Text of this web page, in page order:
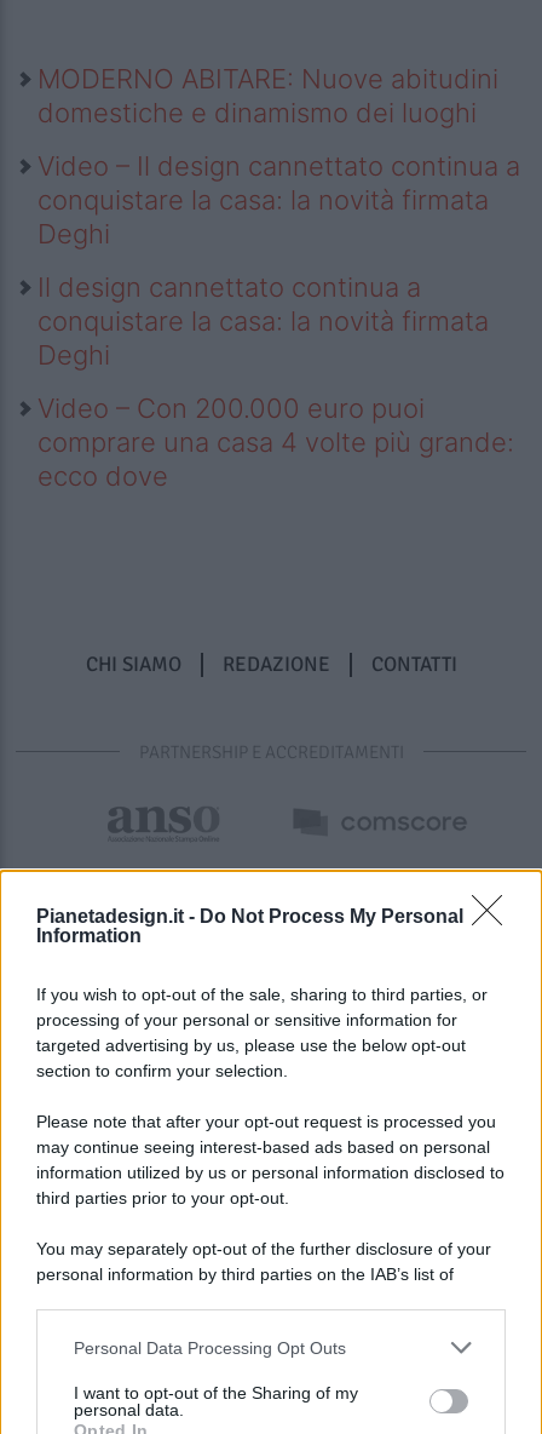
Pianetadesign.it - Do Not Process My Personal
Information
If you wish to opt-out of the sale, sharing to third parties, or
processing of your personal or sensitive information for
targeted advertising by us, please use the below opt-out
section to confirm your selection.
Please note that after your opt-out request is processed you
may continue seeing interest-based ads based on personal
information utilized by us or personal information disclosed to
third parties prior to your opt-out.
You may separately opt-out of the further disclosure of your
personal information by third parties on the IAB’s list of
This information may also be disclosed by us to third parties
disclose it to other third parties.
Personal Data Processing Opt Outs
I want to opt-out of the Sharing of my
personal data.
MODERNO ABITARE: Nuove abitudini
domestiche e dinamismo dei luoghi
Video – Il design cannettato continua a
conquistare la casa: la novità firmata
Deghi
Il design cannettato continua a
conquistare la casa: la novità firmata
Deghi
Video – Con 200.000 euro puoi
comprare una casa 4 volte più grande:
ecco dove
CHI SIAMO REDAZIONE CONTATTI
PARTNERSHIP E ACCREDITAMENTI
© 2026 - Pianeta Design - P.IVA 04827280654 - Testata
Registrata Al Tribunale Di Nocera Inferiore N. 8/2020 - RG N.
ISCRIZIONE AL ROC N. 35792 – ISCRITTA ALL’ANSO
(ASSOCIAZIONE NAZIONALE STAMPA ONLINE)
PREFERENZE PRIVACY